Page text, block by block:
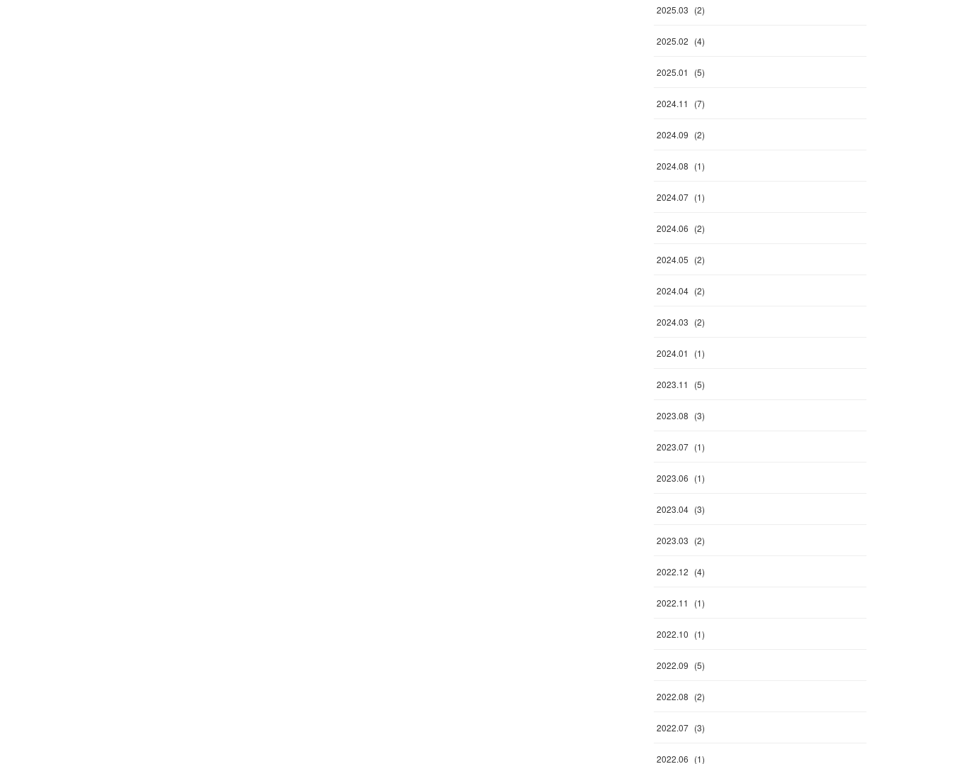
2025.03 (2)
2025.02 (4)
2025.01 (5)
2024.11 (7)
2024.09 (2)
2024.08 (1)
2024.07 (1)
2024.06 (2)
2024.05 (2)
2024.04 (2)
2024.03 (2)
2024.01 (1)
2023.11 (5)
2023.08 (3)
2023.07 (1)
2023.06 (1)
2023.04 (3)
2023.03 (2)
2022.12 (4)
2022.11 (1)
2022.10 (1)
2022.09 (5)
2022.08 (2)
2022.07 (3)
2022.06 (1)